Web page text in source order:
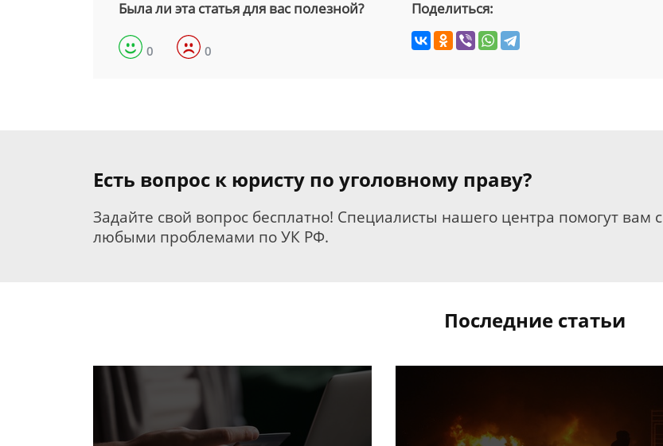
Была ли эта статья для вас полезной?
0 0
Поделиться:
Есть вопрос к юристу по уголовному праву?
Задайте свой вопрос бесплатно! Специалисты нашего центра помогут вам с
любыми проблемами по УК РФ.
Последние статьи